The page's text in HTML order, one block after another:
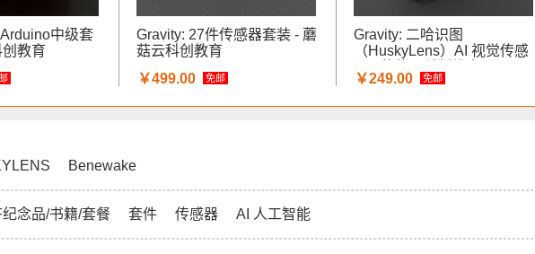
中级套
教育
Gravity: 27件传感器套装 - 蘑
菇云科创教育
￥499.00
免邮
Gravity: 二哈识图
（HuskyLens）AI 视觉传感
￥249.00 免邮
Benewake
纪念品/书籍/套餐 套件 传感器 AI 人工智能